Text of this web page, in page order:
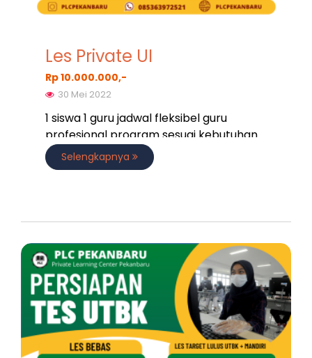
Les Private UI
Rp 10.000.000,-
30 Mei 2022
1 siswa 1 guru jadwal fleksibel guru
profesional program sesuai kebutuhan
Selengkapnya